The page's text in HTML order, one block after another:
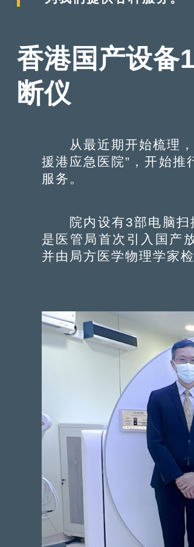
香港国产设备
断仪
从最近期开始梳理，4
援港应急医院”，开始推
服务。
院内设有3部电脑扫描
是医管局首次引入国产
并由局方医学物理学家检